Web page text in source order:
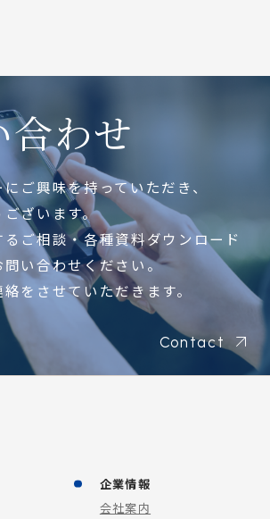
合わせ
Contact
ご興味を持っていただき、
ざいます。
ご相談・各種資料ダウンロード
い合わせください。
をさせていただきます。
企業情報
会社案内